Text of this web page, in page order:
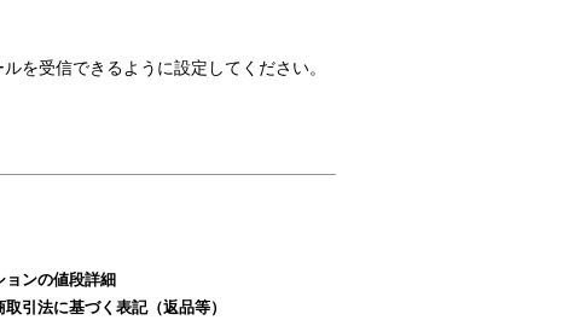
受信できるように設定してください。
ョンの値段詳細
引法に基づく表記（返品等）